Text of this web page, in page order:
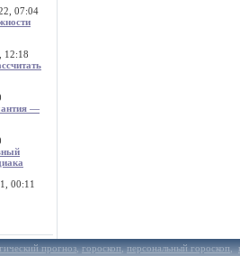
07:04
12:18
—
00:11
прогноз,гороскоп,персональный гороскоп,